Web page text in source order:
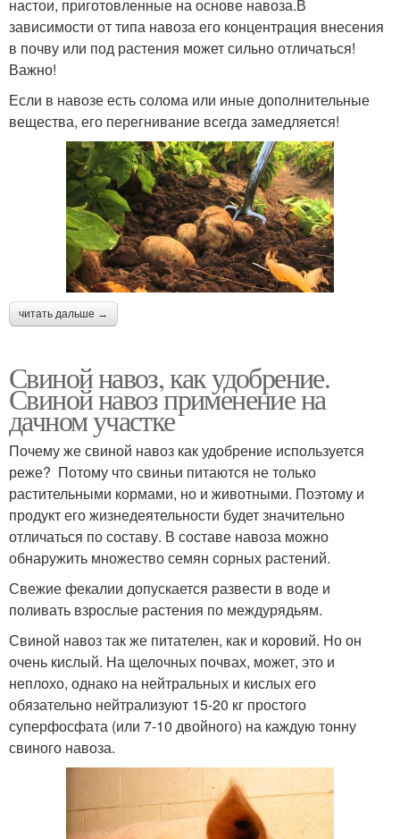
настои, приготовленные на основе навоза.В
зависимости от типа навоза его концентрация внесения
в почву или под растения может сильно отличаться!
Важно!
Если в навозе есть солома или иные дополнительные
вещества, его перегнивание всегда замедляется!
читать дальше →
Свиной навоз, как удобрение.
Свиной навоз применение на
дачном участке
Почему же свиной навоз как удобрение используется
реже? Потому что свиньи питаются не только
растительными кормами, но и животными. Поэтому и
продукт его жизнедеятельности будет значительно
отличаться по составу. В составе навоза можно
обнаружить множество семян сорных растений.
Свежие фекалии допускается развести в воде и
поливать взрослые растения по междурядьям.
Свиной навоз так же питателен, как и коровий. Но он
очень кислый. На щелочных почвах, может, это и
неплохо, однако на нейтральных и кислых его
обязательно нейтрализуют 15-20 кг простого
суперфосфата (или 7-10 двойного) на каждую тонну
свиного навоза.